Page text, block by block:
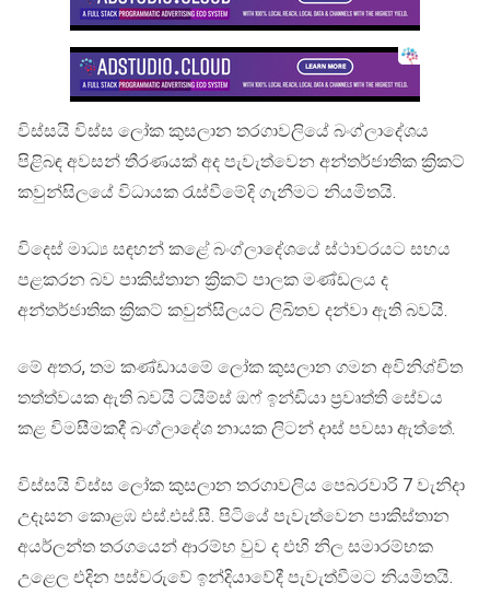
විස්සයි විස්ස ලෝක කුසලාන තරගාවලියේ බංග්ලාදේශය
පිළිබඳ අවසන් තීරණයක් අද පැවැත්වෙන අන්තර්ජාතික ක්‍රිකට්
කවුන්සිලයේ විධායක රැස්වීමේදි ගැනීමට නියමිතයි.
විදෙස් මාධ්‍ය සඳහන් කළේ බංග්ලාදේශයේ ස්ථාවරයට සහය
පළකරන බව පාකිස්තාන ක්‍රිකට් පාලක මණ්ඩලය ද
අන්තර්ජාතික ක්‍රිකට් කවුන්සිලයට ලිඛිතව දන්වා ඇති බවයි.
මේ අතර, තම කණ්ඩායමේ ලෝක කුසලාන ගමන අවිනිශ්චිත
තත්ත්වයක ඇති බවයි ටයිම්ස් ඔෆ් ඉන්ඩියා ප්‍රවෘත්ති සේවය
කළ විමසීමකදී බංග්ලාදේශ නායක ලිටන් දාස් පවසා ඇත්තේ.
විස්සයි විස්ස ලෝක කුසලාන තරගාවලිය පෙබරවාරි 7 වැනිදා
උදෑසන කොළඹ එස්.එස්.සී. පිටියේ පැවැත්වෙන පාකිස්තාන
අයර්ලන්ත තරගයෙන් ආරම්භ වුව ද එහි නිල සමාරම්භක
උළෙල එදින පස්වරුවේ ඉන්දියාවේදී පැවැත්වීමට නියමිතයි.